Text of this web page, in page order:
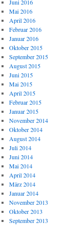
Juni 2016
Mai 2016
April 2016
Februar 2016
Januar 2016
Oktober 2015
September 2015
August 2015
Juni 2015
Mai 2015
April 2015
Februar 2015
Januar 2015
November 2014
Oktober 2014
August 2014
Juli 2014
Juni 2014
Mai 2014
April 2014
März 2014
Januar 2014
November 2013
Oktober 2013
September 2013